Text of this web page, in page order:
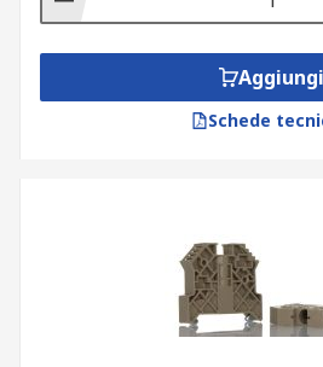
Aggiungi
Schede